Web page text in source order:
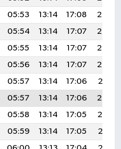
05:53 13:14 17:08
20:26
05:54 13:14 17:07
20:25
05:55 13:14 17:07
20:24
05:56 13:14 17:07
20:22
05:57 13:14 17:06
20:21
05:57 13:14 17:06
20:20
05:58 13:14 17:05
20:19
05:59 13:14 17:05
20:18